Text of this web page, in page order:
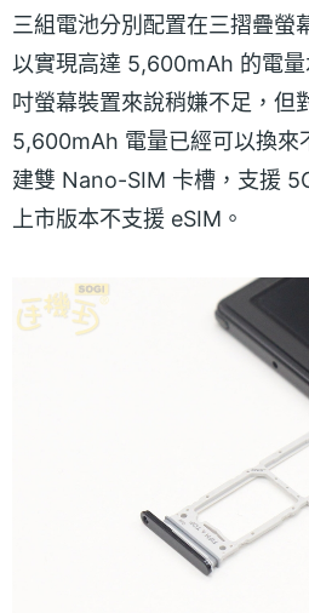
三組電池分別配置在三摺疊螢
以實現高達 5,600mAh 的電
吋螢幕裝置來說稍嫌不足，但
5,600mAh 電量已經可以換來
建雙 Nano-SIM 卡槽，支援
上市版本不支援 eSIM。